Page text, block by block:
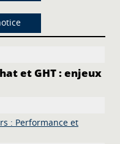
et GHT : enjeux
: Performance et